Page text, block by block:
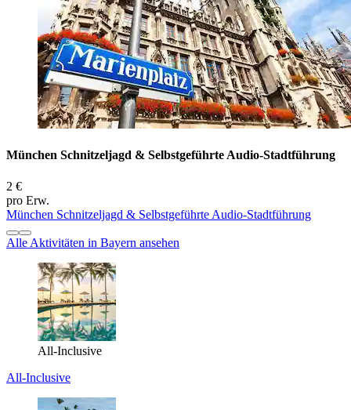
München Schnitzeljagd & Selbstgeführte Audio-Stadtführung
2 €
pro Erw.
München Schnitzeljagd & Selbstgeführte Audio-Stadtführung
Alle Aktivitäten in Bayern ansehen
All-Inclusive
All-Inclusive